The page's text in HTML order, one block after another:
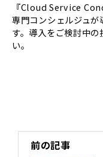
『Cloud Service
専門コンシェルジュ
す。導入をご検討中
い。
前の記事